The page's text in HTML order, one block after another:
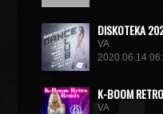
DISКОТЕКА
VA
2020.06.14
K-BOOM
VA